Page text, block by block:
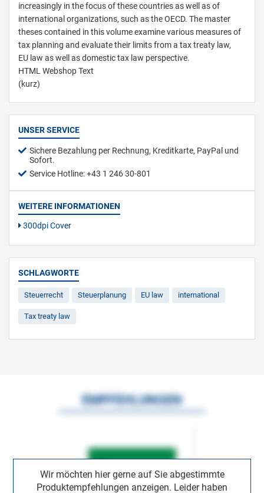
increasingly in the focus of these countries as well as of
international organizations, such as the OECD. The master
theses contained in this volume examine various measures of
tax planning and evaluate their limits from a tax treaty law,
EU law as well as domestic tax law perspective.
HTML Webshop Text
(kurz)
UNSER SERVICE
Sichere Bezahlung per Rechnung, Kreditkarte, PayPal und
Sofort.
Service Hotline: +43 1 246 30-801
WEITERE INFORMATIONEN
300dpi Cover
SCHLAGWORTE
Steuerrecht Steuerplanung EU law international
Tax treaty law
Wir möchten hier gerne auf Sie abgestimmte
Produktempfehlungen anzeigen. Leider haben
EMPFEHLUNGEN